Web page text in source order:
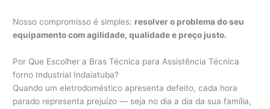
Nosso compromisso é simples: resolver o problema do seu
equipamento com agilidade, qualidade e preço justo.
Por Que Escolher a Bras Técnica para Assistência Técnica
forno Industrial Indaiatuba?
Quando um eletrodoméstico apresenta defeito, cada hora
parado representa prejuízo — seja no dia a dia da sua família,